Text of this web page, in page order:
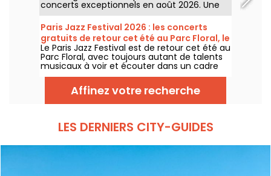
concerts exceptionnels en août 2026. Une
expérience musicale unique qui célèbre
l'espoir, l'unité et la résilience à travers les
chants authentiques de l'Église Afro-
Américaine.
Paris Jazz Festival 2026 : les concerts
gratuits de retour cet été au Parc Floral, le
programme
Le Paris Jazz Festival est de retour cet été au
Parc Floral, avec toujours autant de talents
musicaux à voir et écouter dans un cadre
bucolique. Voici le programme des concerts
gratuits à découvrir du 24 juin au 6
septembre 2026 !
Affinez votre recherche
LES DERNIERS CITY-GUIDES